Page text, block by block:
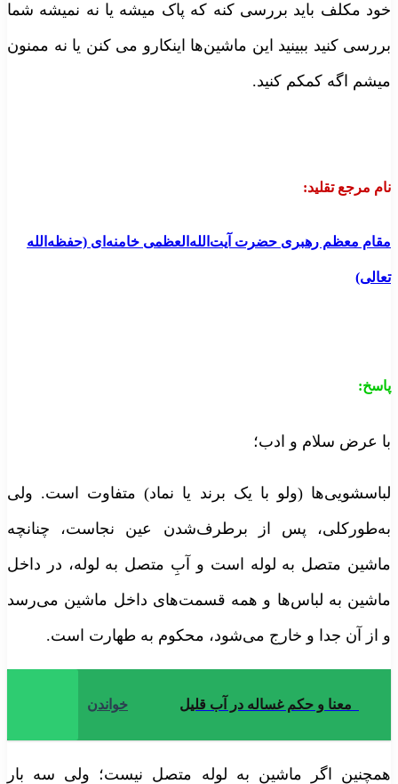
مکلف باید بررسی کنه که پاک میشه یا نه نمیشه شما
کنید ببینید این ماشین‌ها اینکارو می کنن یا نه ممنون
اگه کمکم کنید.
مرجع تقلید:
معظم رهبری حضرت آیت‌الله‌العظمی خامنه‌ای (حفظه‌الله
:
عرض سلام و ادب؛
(ولو با یک برند یا نماد) متفاوت است. ولی
پس از برطرف‌شدن عین نجاست، چنانچه
متصل به لوله است و آبِ متصل به لوله، در داخل
به لباس‌ها و همه قسمت‌های داخل ماشین می‌رسد
از آن جدا و خارج می‌شود، محکوم به طهارت است.
خواندن معنا و حکم غساله در آب قلیل
اگر ماشین به لوله متصل نیست؛ ولی سه بار